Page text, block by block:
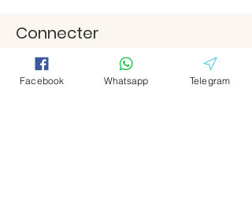
Magasin Hacoo
https://c.hacoo.pl/2eg7RJ
Connecter
Facebook
Télégramm
Facebook
Télégramm
Facebook Whatsapp Telegram